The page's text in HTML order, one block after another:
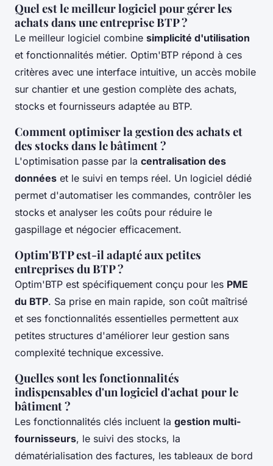
Quel est le meilleur logiciel pour gérer les
achats dans une entreprise BTP ?
Le meilleur logiciel combine simplicité d'utilisation
et fonctionnalités métier. Optim'BTP répond à ces
critères avec une interface intuitive, un accès mobile
sur chantier et une gestion complète des achats,
stocks et fournisseurs adaptée au BTP.
Comment optimiser la gestion des achats et
des stocks dans le bâtiment ?
L'optimisation passe par la centralisation des
données et le suivi en temps réel. Un logiciel dédié
permet d'automatiser les commandes, contrôler les
stocks et analyser les coûts pour réduire le
gaspillage et négocier efficacement.
Optim'BTP est-il adapté aux petites
entreprises du BTP ?
Optim'BTP est spécifiquement conçu pour les PME
du BTP. Sa prise en main rapide, son coût maîtrisé
et ses fonctionnalités essentielles permettent aux
petites structures d'améliorer leur gestion sans
complexité technique excessive.
Quelles sont les fonctionnalités
indispensables d'un logiciel d'achat pour le
bâtiment ?
Les fonctionnalités clés incluent la gestion multi-
fournisseurs, le suivi des stocks, la
dématérialisation des factures, les tableaux de bord